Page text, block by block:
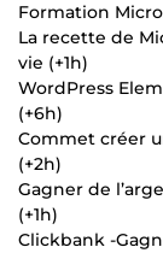
Formation
La recette de
vie (+1h)
WordPress
(+6h)
Commet créer
(+2h)
Gagner de
(+1h)
Clickbank -